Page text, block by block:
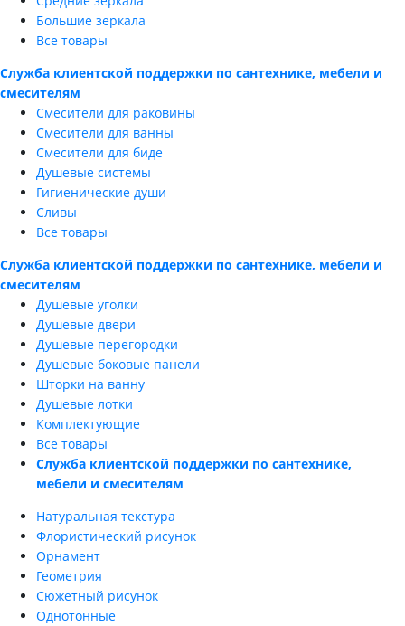
Большие зеркала
Все товары
Служба клиентской поддержки по сантехнике, мебели и
смесителям
Смесители для раковины
Смесители для ванны
Смесители для биде
Душевые системы
Гигиенические души
Сливы
Все товары
Служба клиентской поддержки по сантехнике, мебели и
смесителям
Душевые уголки
Душевые двери
Душевые перегородки
Душевые боковые панели
Шторки на ванну
Душевые лотки
Комплектующие
Все товары
Служба клиентской поддержки по сантехнике,
мебели и смесителям
Натуральная текстура
Флористический рисунок
Орнамент
Геометрия
Сюжетный рисунок
Однотонные